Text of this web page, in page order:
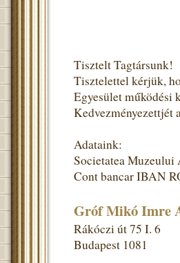
Tisztelt Tagtársunk!
Tisztelettel kérjük,
Egyesület működési
Kedvezményezettjét
Adataink:
Societatea
Cont bancar IBAN
Gróf Mikó Imre
Rákóczi út 75 I. 6
Budapest 1081